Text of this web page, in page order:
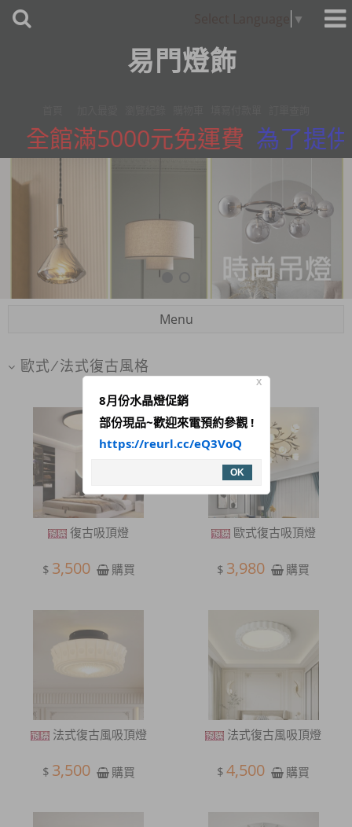
▼
易門燈飾
全館滿5000元免運費 為了提供
Menu
歐式/法式復古風格
復古吸頂燈
$ 3,500 購買
歐式復古吸頂燈
$ 3,980 購買
法式復古風吸頂燈
$ 3,500 購買
法式復古風吸頂燈
$ 4,500 購買
X
8月份水晶燈促銷
部份現品~歡迎來電預約參觀 !
https://reurl.cc/eQ3VoQ
OK